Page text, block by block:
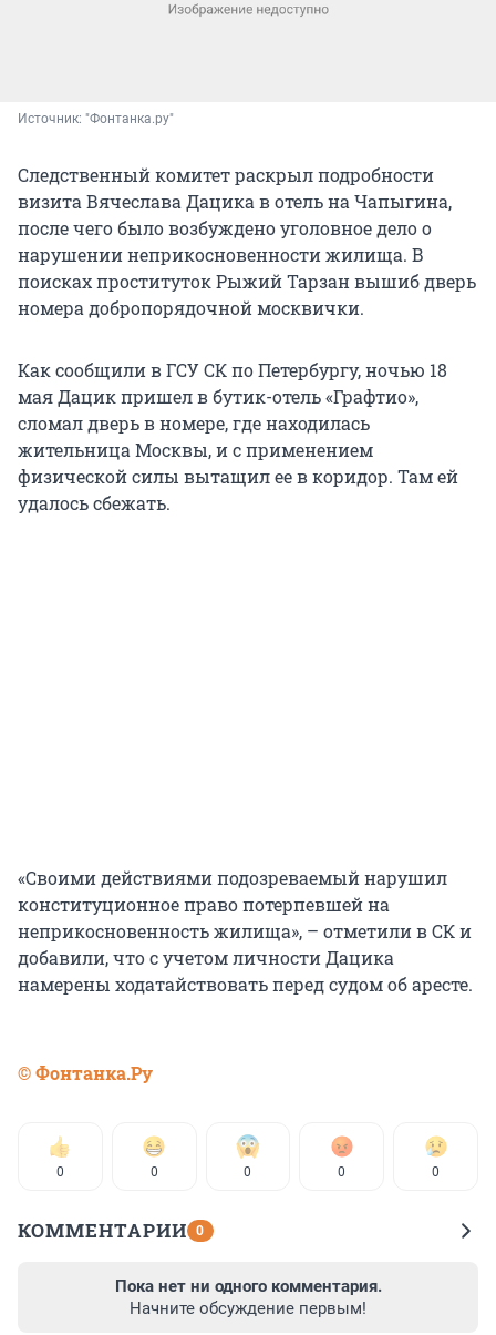
Источник: "Фонтанка.ру"
Следственный комитет раскрыл подробности
визита Вячеслава Дацика в отель на Чапыгина,
после чего было возбуждено уголовное дело о
нарушении неприкосновенности жилища. В
поисках проституток Рыжий Тарзан вышиб дверь
номера добропорядочной москвички.
Как сообщили в ГСУ СК по Петербургу, ночью 18
мая Дацик пришел в бутик-отель «Графтио»,
сломал дверь в номере, где находилась
жительница Москвы, и с применением
физической силы вытащил ее в коридор. Там ей
удалось сбежать.
«Своими действиями подозреваемый нарушил
конституционное право потерпевшей на
неприкосновенность жилища», – отметили в СК и
добавили, что с учетом личности Дацика
намерены ходатайствовать перед судом об аресте.
© Фонтанка.Ру
0 0 0 0 0
КОММЕНТАРИИ 0
Пока нет ни одного комментария.
Начните обсуждение первым!